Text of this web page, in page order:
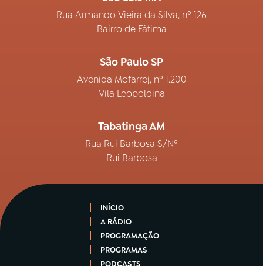
Rua Armando Vieira da Silva, nº 126
Bairro de Fátima
São Paulo SP
Avenida Mofarrej, nº 1.200
Vila Leopoldina
Tabatinga AM
Rua Rui Barbosa S/Nº
Rui Barbosa
INÍCIO
A RÁDIO
PROGRAMAÇÃO
PROGRAMAS